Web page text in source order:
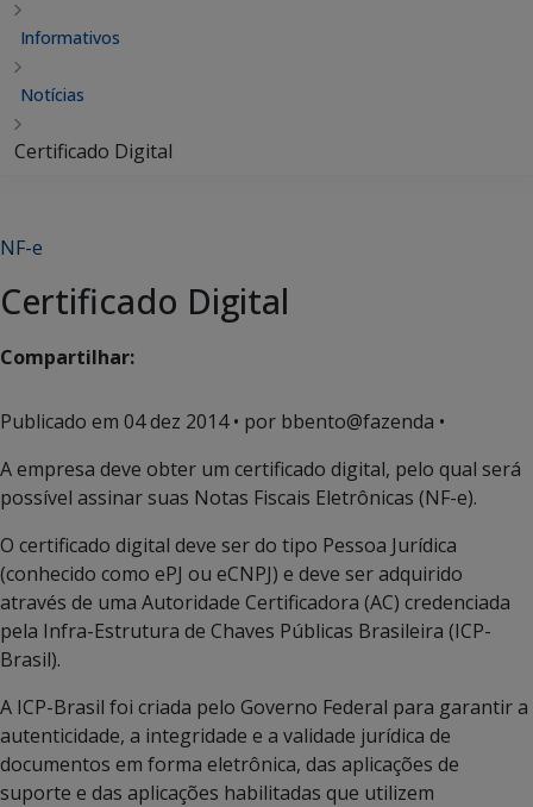
Informativos
Notícias
Certificado Digital
NF-e
Certificado Digital
Compartilhar:
Publicado em 04 dez 2014• por bbento@fazenda •
A empresa deve obter um certificado digital, pelo qual será
possível assinar suas Notas Fiscais Eletrônicas (NF-e).
O certificado digital deve ser do tipo Pessoa Jurídica
(conhecido como ePJ ou eCNPJ) e deve ser adquirido
através de uma Autoridade Certificadora (AC) credenciada
pela Infra-Estrutura de Chaves Públicas Brasileira (ICP-
Brasil).
A ICP-Brasil foi criada pelo Governo Federal para garantir a
autenticidade, a integridade e a validade jurídica de
documentos em forma eletrônica, das aplicações de
suporte e das aplicações habilitadas que utilizem